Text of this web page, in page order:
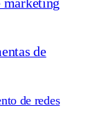
de
de redes